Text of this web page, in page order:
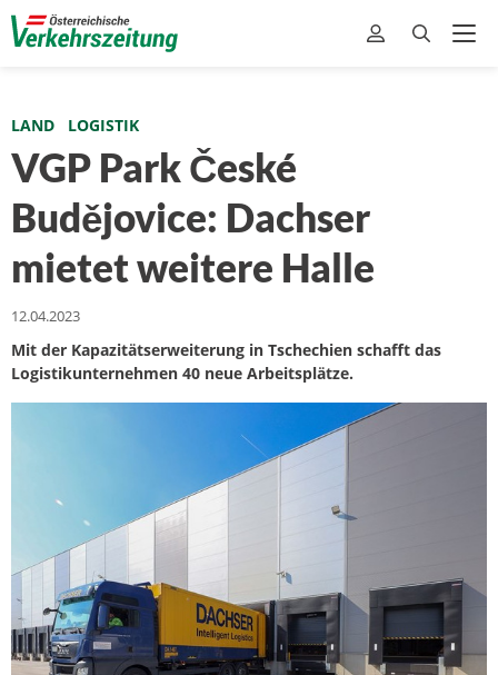
LAND LOGISTIK
VGP Park České
Budějovice: Dachser
mietet weitere Halle
12.04.2023
Mit der Kapazitätserweiterung in Tschechien schafft das
Logistikunternehmen 40 neue Arbeitsplätze.